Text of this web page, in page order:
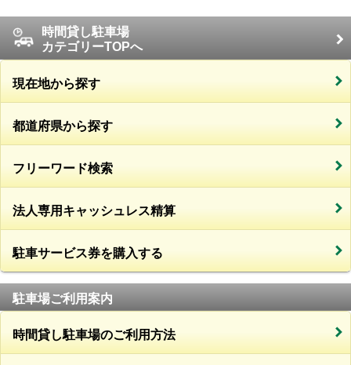
時間貸し駐車場
カテゴリーTOPへ
現在地から探す
都道府県から探す
フリーワード検索
法人専用キャッシュレス精算
駐車サービス券を購入する
駐車場ご利用案内
時間貸し駐車場のご利用方法